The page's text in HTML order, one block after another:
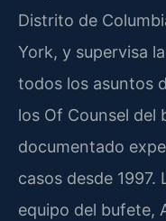
Distrito de
York, y supervisa
todos los asuntos
los Of Counsel del
documentado
casos desde 1997.
equipo del bufete,